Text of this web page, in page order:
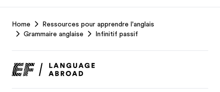
Footer
Home
Ressources pour apprendre l'anglais
Grammaire anglaise
Infinitif passif